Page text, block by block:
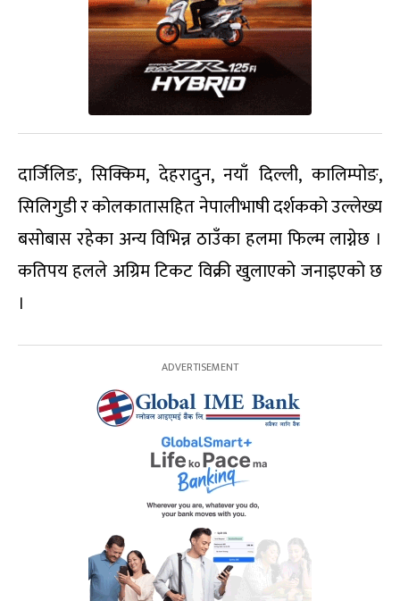
दार्जिलिङ, सिक्किम, देहरादुन, नयाँ दिल्ली, कालिम्पोङ,
सिलिगुडी र कोलकातासहित नेपालीभाषी दर्शकको उल्लेख्य
बसोबास रहेका अन्य विभिन्न ठाउँका हलमा फिल्म लाग्नेछ ।
कतिपय हलले अग्रिम टिकट विक्री खुलाएको जनाइएको छ
।